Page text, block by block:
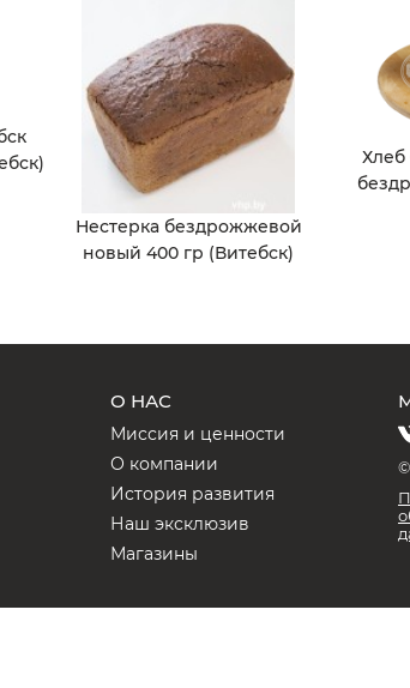
Нестерка бездрожжевой
новый 400 гр (Витебск)
Хлеб
О НАС
Миссия и ценности
О компании
История развития
Наш эксклюзив
Магазины